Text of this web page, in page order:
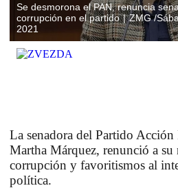
Se desmorona el PAN, renuncia
corrupción en el partido
ZMG /
2021
La senadora del Partido
Martha Márquez, renunció a
corrupción y favoritismos al
política.